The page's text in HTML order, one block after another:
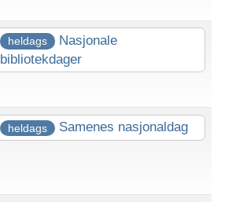
heldags
Nasjonale
bibliotekdager
heldags Samenes nasjonaldag